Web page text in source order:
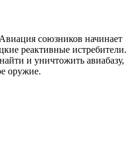
союзников начинает
реактивные истребители.
и уничтожить авиабазу,
оружие.